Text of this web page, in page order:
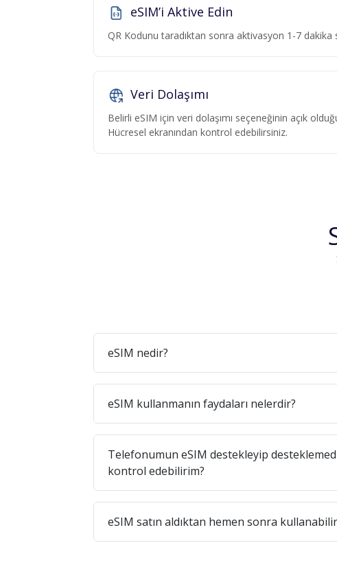
eSIM’i Aktive Edin
QR Kodunu taradıktan sonra aktivasyon 1-7 dakika
Veri Dolaşımı
Belirli eSIM için veri dolaşımı seçeneğinin açık
Hücresel ekranından kontrol edebilirsiniz.
eSIM nedir?
eSIM kullanmanın faydaları nelerdir?
Telefonumun eSIM destekleyip
kontrol edebilirim?
eSIM satın aldıktan hemen sonra